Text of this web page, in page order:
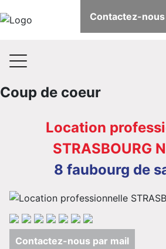
Contactez-
Coup de coeur
Location
STRASBOURG
8 faubourg de
Contactez-nous par mail